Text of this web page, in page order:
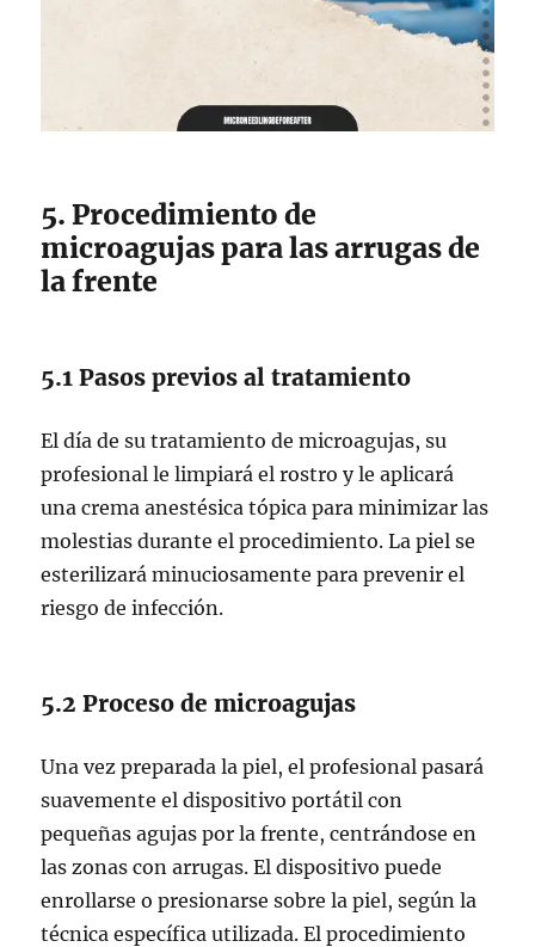
5. Procedimiento de
microagujas para las arrugas de
la frente
5.1 Pasos previos al tratamiento
El día de su tratamiento de microagujas, su
profesional le limpiará el rostro y le aplicará
una crema anestésica tópica para minimizar las
molestias durante el procedimiento. La piel se
esterilizará minuciosamente para prevenir el
riesgo de infección.
5.2 Proceso de microagujas
Una vez preparada la piel, el profesional pasará
suavemente el dispositivo portátil con
pequeñas agujas por la frente, centrándose en
las zonas con arrugas. El dispositivo puede
enrollarse o presionarse sobre la piel, según la
técnica específica utilizada. El procedimiento